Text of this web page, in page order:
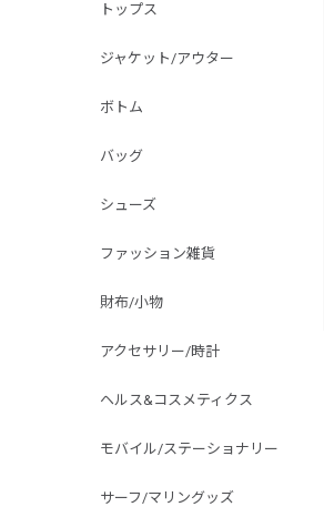
トップス
ジャケット/アウター
ボトム
バッグ
シューズ
ファッション雑貨
財布/小物
アクセサリー/時計
ヘルス&コスメティクス
モバイル/ステーショナリー
サーフ/マリングッズ